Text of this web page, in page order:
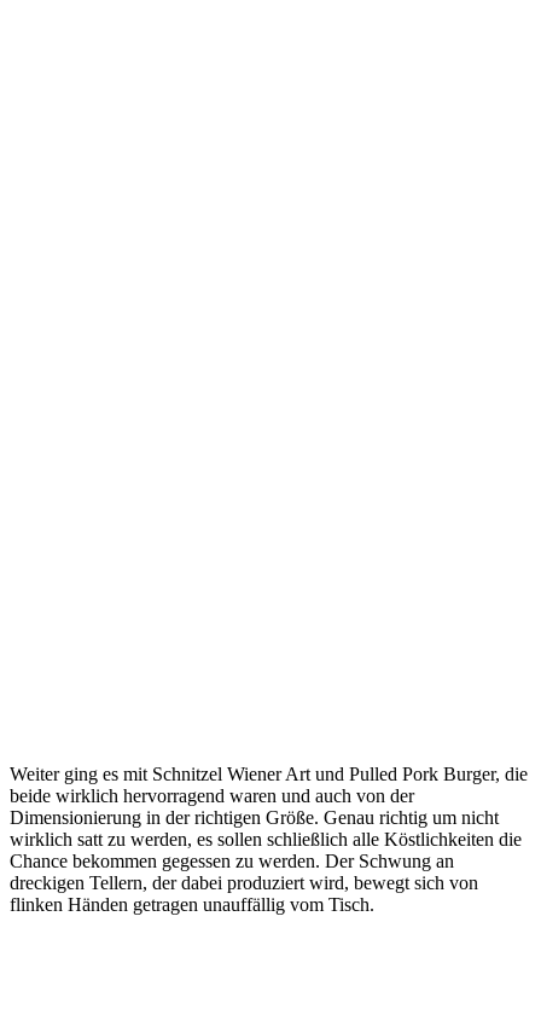
Weiter ging es mit Schnitzel Wiener Art und Pulled Pork Burger, die
beide wirklich hervorragend waren und auch von der
Dimensionierung in der richtigen Größe. Genau richtig um nicht
wirklich satt zu werden, es sollen schließlich alle Köstlichkeiten die
Chance bekommen gegessen zu werden. Der Schwung an
dreckigen Tellern, der dabei produziert wird, bewegt sich von
flinken Händen getragen unauffällig vom Tisch.